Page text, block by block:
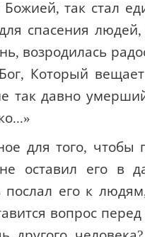
Божией, так стал
спасения
возродилась
Который
так давно
для того, чтобы
оставил его в
послал его к
вопрос